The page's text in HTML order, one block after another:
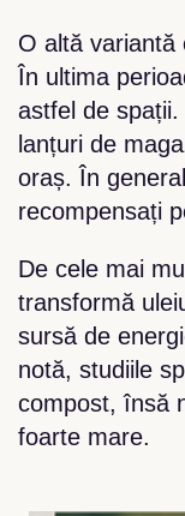
O altă variantă
În ultima
astfel de
lanțuri de
oraș. În
recompensați
De cele mai
transformă
sursă de
notă, studiile
compost, însă
foarte mare.